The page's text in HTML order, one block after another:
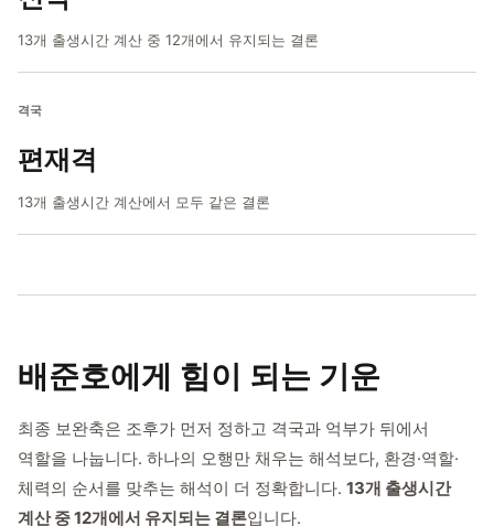
13개 출생시간 계산 중 12개에서 유지되는 결론
격국
편재격
13개 출생시간 계산에서 모두 같은 결론
배준호에게 힘이 되는 기운
최종 보완축은 조후가 먼저 정하고 격국과 억부가 뒤에서
역할을 나눕니다. 하나의 오행만 채우는 해석보다, 환경·역할·
체력의 순서를 맞추는 해석이 더 정확합니다. 13개 출생시간
계산 중 12개에서 유지되는 결론입니다.